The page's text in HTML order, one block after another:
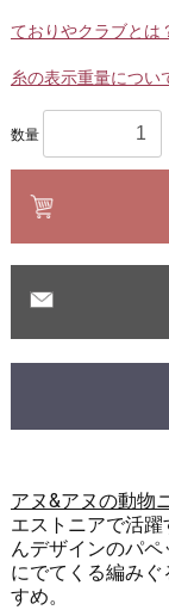
ておりやクラブとは
糸の表示重量につい
数量
アヌ&アヌの動物
エストニアで活
んデザインのパ
にでてくる編み
すめ。